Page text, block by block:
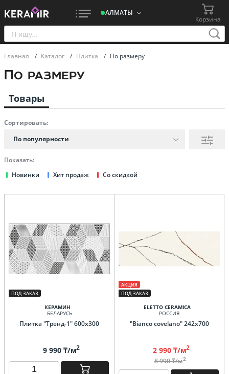
АЛМАТЫ
Корзина
Главная / Каталог / Плитка / По размеру
По размеру
Товары
Сортировать:
По популярности
Показать:
Новинки
Хит продаж Со скидкой
ПОД ЗАКАЗ
КЕРАМИН
БЕЛАРУСЬ
Плитка "Тренд-1" 600х300
9 990 ₸/м2
АКЦИЯ
ПОД ЗАКАЗ
ELETTO CERAMICA
РОССИЯ
"Bianco covelano" 242х700
2 990 ₸/м2
8 990 ₸/м2